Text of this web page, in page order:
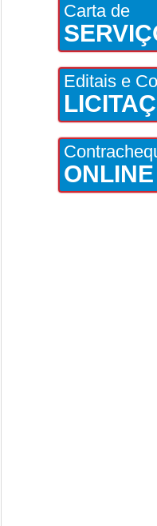
Carta de
Editais e
ONLINE